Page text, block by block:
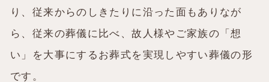
り、従来からのしきたりに沿った面もありなが
ら、従来の葬儀に比べ、故人様やご家族の「想
い」を大事にするお葬式を実現しやすい葬儀の形
です。